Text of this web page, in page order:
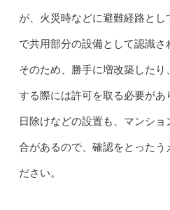
が、火災時などに避難経路と
で共用部分の設備として認識さ
そのため、勝手に増改築したり
する際には許可を取る必要があ
日除けなどの設置も、マンシ
合があるので、確認をとったう
ださい。